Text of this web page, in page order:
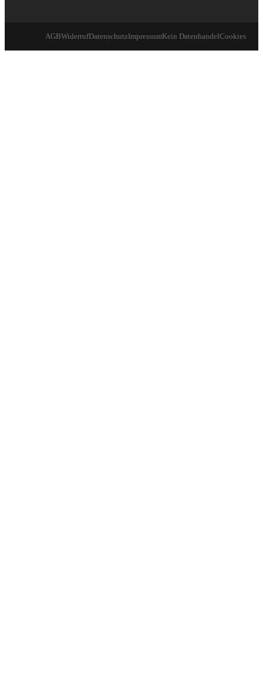
AGBWiderrufDatenschutzImpressumKein DatenhandelCookies